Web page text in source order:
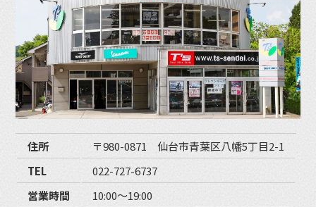
住所
〒980-0871 仙台市青葉区八幡5丁目2-1
TEL
022-727-6737
営業時間
10:00〜19:00